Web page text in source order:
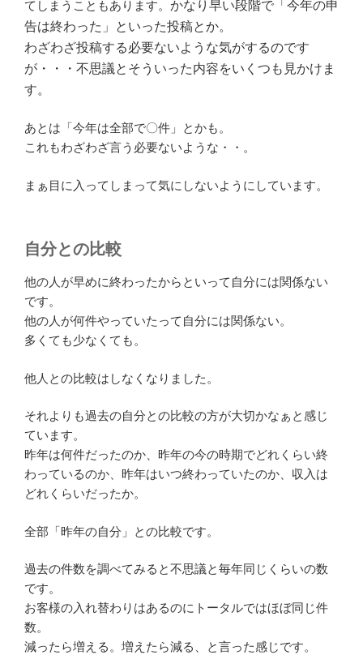
てしまうこともあります。 かなり早い段階で「今年の申
告は終わった」といった投稿とか。
わざわざ投稿する必要ないような気がするのです
が・・・不思議とそういった内容をいくつも見かけま
す。
あとは「今年は全部で〇件」とかも。
これもわざわざ言う必要ないような・・。
まぁ目に入ってしまって気にしないようにしています。
自分との比較
他の人が早めに終わったからといって自分には関係ない
です。
他の人が何件やっていたって自分には関係ない。
多くても少なくても。
他人との比較はしなくなりました。
それよりも過去の自分との比較の方が大切かなぁと感じ
ています。
昨年は何件だったのか、昨年の今の時期でどれくらい終
わっているのか、昨年はいつ終わっていたのか、収入は
どれくらいだったか。
全部「昨年の自分」との比較です。
過去の件数を調べてみると不思議と毎年同じくらいの数
です。
お客様の入れ替わりはあるのにトータルではほぼ同じ件
数。
減ったら増える。増えたら減る、と言った感じです。